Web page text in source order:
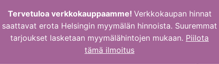
sisältöön
Tervetuloa verkkokauppaamme! Verkkokaupan hinnat
saattavat erota Helsingin myymälän hinnoista. Suuremmat
tarjoukset lasketaan myymälähintojen mukaan. Piilota
tämä ilmoitus